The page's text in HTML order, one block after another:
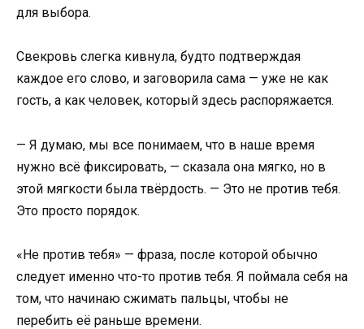
для выбора.
Свекровь слегка кивнула, будто подтверждая
каждое его слово, и заговорила сама — уже не как
гость, а как человек, который здесь распоряжается.
— Я думаю, мы все понимаем, что в наше время
нужно всё фиксировать, — сказала она мягко, но в
этой мягкости была твёрдость. — Это не против тебя.
Это просто порядок.
«Не против тебя» — фраза, после которой обычно
следует именно что-то против тебя. Я поймала себя на
том, что начинаю сжимать пальцы, чтобы не
перебить её раньше времени.